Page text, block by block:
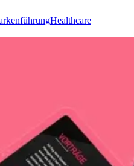
Healthcare